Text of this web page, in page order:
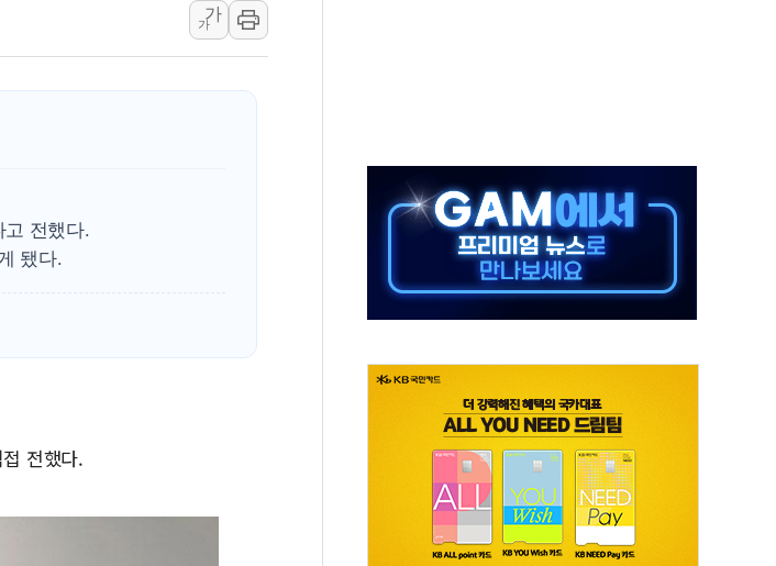
해군 1함대 창설 80주년…지역과 함께하는 '선봉'의 대민 봉사
[3보] 북, 원산서 동해로 단거리 탄도미사일 1발 발사… 올해 10번째·42일 만 도발
구미 폐염산처리업체서 불 2시간30여분만에 진화...외국인 노동자 숨져
가
가
고 전했다.
됐다.
전했다.